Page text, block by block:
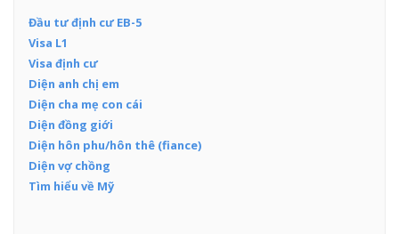
Đầu tư định cư EB-5
Visa L1
Visa định cư
Diện anh chị em
Diện cha mẹ con cái
Diện đồng giới
Diện hôn phu/hôn thê (fiance)
Diện vợ chồng
Tìm hiểu về Mỹ